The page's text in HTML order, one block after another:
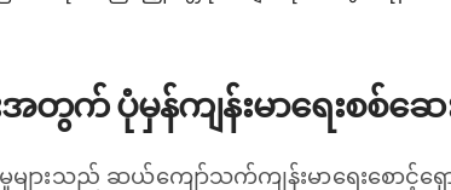
က် ပုံမှန်ကျန်းမာရေးစစ်ဆေး
မှုများသည် ဆယ်ကျော်သက်ကျန်းမာရေးစောင့်